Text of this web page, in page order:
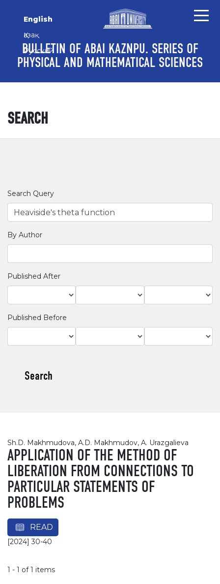
English
Қазақ
Русский
BULLETIN OF ABAI KAZNPU. SERIES OF
PHYSICAL AND MATHEMATICAL SCIENCES
SEARCH
Search Query
By Author
Published After
Published Before
Search
Sh.D. Makhmudova, A.D. Makhmudov, A. Urazgalieva
APPLICATION OF THE METHOD OF
LIBERATION FROM CONNECTIONS TO
PARTICULAR STATEMENTS OF
PROBLEMS
READ
[2024] 30-40
1 - 1 of 1 items